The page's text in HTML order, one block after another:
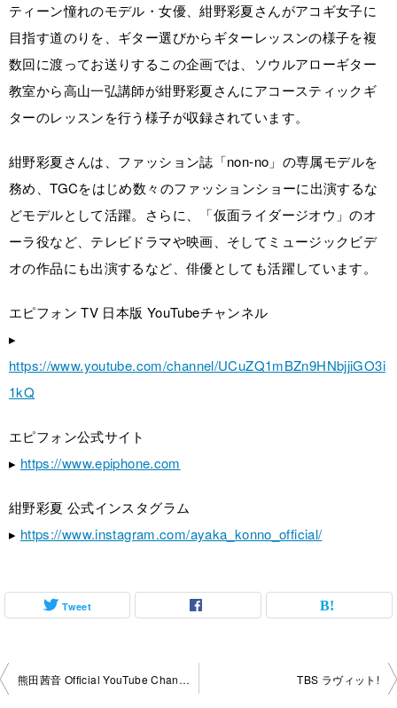
ティーン憧れのモデル・女優、紺野彩夏さんがアコギ女子に
目指す道のりを、ギター選びからギターレッスンの様子を複
数回に渡ってお送りするこの企画では、ソウルアローギター
教室から高山一弘講師が紺野彩夏さんにアコースティックギ
ターのレッスンを行う様子が収録されています。
紺野彩夏さんは、ファッション誌「non-no」の専属モデルを
務め、TGCをはじめ数々のファッションショーに出演するな
どモデルとして活躍。さらに、「仮面ライダージオウ」のオ
ーラ役など、テレビドラマや映画、そしてミュージックビデ
オの作品にも出演するなど、俳優としても活躍しています。
エピフォン TV 日本版 YouTubeチャンネル
▸
https://www.youtube.com/channel/UCuZQ1mBZn9HNbjjiGO3i
1kQ
エピフォン公式サイト
▸ https://www.epiphone.com
紺野彩夏 公式インスタグラム
▸ https://www.instagram.com/ayaka_konno_official/
Tweet
投
熊田茜音 Official YouTube Channel TBS ラヴィット!